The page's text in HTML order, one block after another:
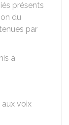
présents
du
par
à
voix